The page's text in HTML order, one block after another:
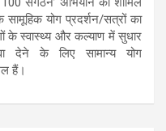
सामूहिक योग प्रदर्शन/सत्रों का
के स्वास्थ्य और कल्याण में सुधार
देने के लिए सामान्य योग
हैं।